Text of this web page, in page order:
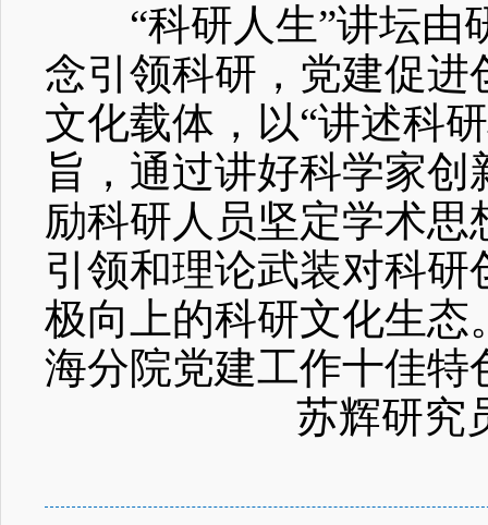
“科研人生”讲坛由
念引领科研，党建促进
文化载体，以“讲述科
旨，通过讲好科学家
励科研人员坚定学术
引领和理论武装对科
极向上的科研文化生态
海分院党建工作十佳特
苏辉研究员